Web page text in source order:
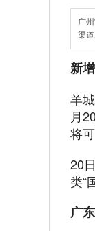
广
渠
新
羊
月
将
20
类“
广